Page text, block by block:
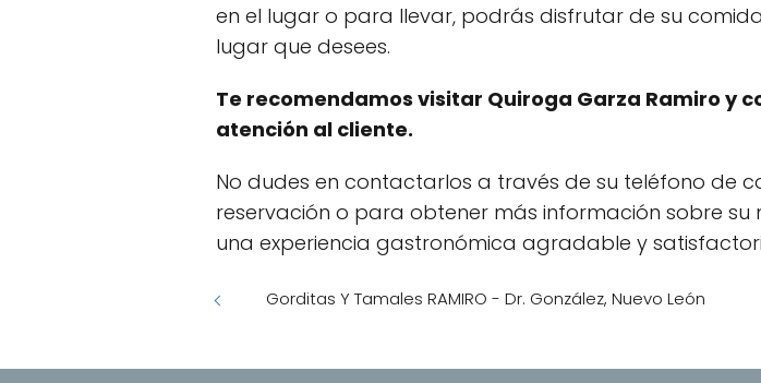
en el lugar o para llevar, podrás disfrutar de su
lugar que desees.
Te recomendamos visitar Quiroga Garza Ramiro y
atención al cliente.
No dudes en contactarlos a través de su teléfono de
reservación o para obtener más información sobre
una experiencia gastronómica agradable y
Gorditas Y Tamales RAMIRO - Dr. González, Nuevo León